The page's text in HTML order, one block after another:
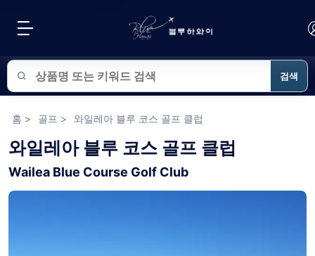
블루하와이 상품 검색
검색
홈 > 골프 > 와일레아 블루 코스 골프 클럽
와일레아 블루 코스 골프 클럽
Wailea Blue Course Golf Club